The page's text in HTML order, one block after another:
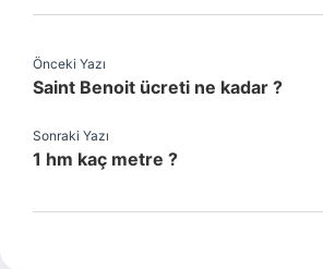
Önceki Yazı
Saint Benoit ücreti ne kadar ?
Sonraki Yazı
1 hm kaç metre ?